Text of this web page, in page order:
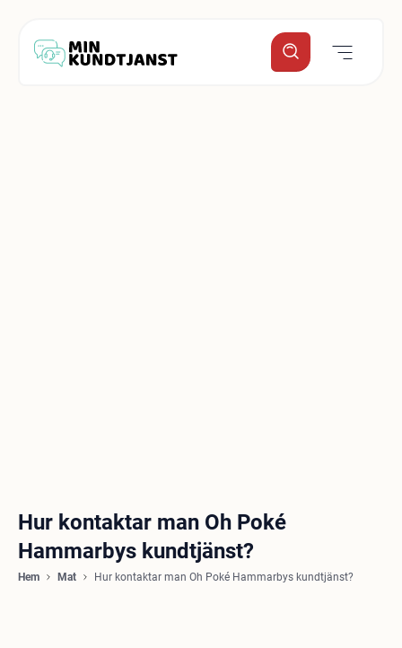
Hur kontaktar man Oh Poké
Hammarbys kundtjänst?
Hem Mat Hur kontaktar man Oh Poké Hammarbys kundtjänst?